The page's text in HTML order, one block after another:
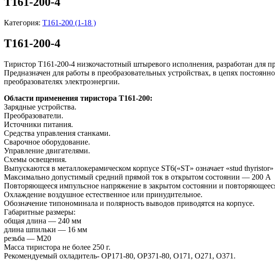
Категория: Т161-200 (1-18 )
Т161-200-4
Тиристор Т161-200-4 низкочастотный штыревого исполнения, разработан для
Предназначен для работы в преобразовательных устройствах, в цепях
преобразователях электроэнергии.
Области применения тиристора Т161-200:
Зарядные устройства.
Преобразователи.
Источники питания.
Средства управления станками.
Сварочное оборудование.
Управление двигателями.
Схемы освещения.
Выпускаются в металлокерамическом корпусе ST6(«ST» означает «stud
Максимально допустимый средний прямой ток в открытом состоянии — 200 А
Повторяющееся импульсное напряжение в закрытом состоянии и
Охлаждение воздушное естественное или принудительное.
Обозначение типономинала и полярность выводов приводятся на корпусе.
Габаритные размеры:
общая длина — 240 мм
длина шпильки — 16 мм
резьба — М20
Масса тиристора не более 250 г.
Рекомендуемый охладитель- ОР171-80, ОР371-80, О171, О271, О371.